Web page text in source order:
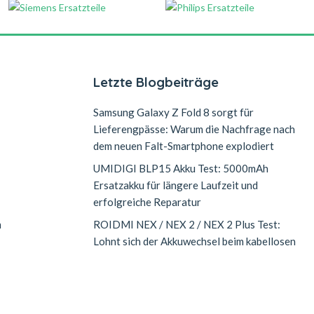
Letzte Blogbeiträge
Samsung Galaxy Z Fold 8 sorgt für
Lieferengpässe: Warum die Nachfrage nach
dem neuen Falt-Smartphone explodiert
UMIDIGI BLP15 Akku Test: 5000mAh
Ersatzakku für längere Laufzeit und
erfolgreiche Reparatur
ROIDMI NEX / NEX 2 / NEX 2 Plus Test:
Lohnt sich der Akkuwechsel beim kabellosen